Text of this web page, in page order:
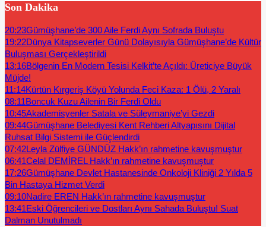
Son Dakika
20:23Gümüşhane’de 300 Aile Ferdi Aynı Sofrada Buluştu
19:22Dünya Kitapseverler Günü Dolayısıyla Gümüşhane’de Kültür
Buluşması Gerçekleştirildi
13:16Bölgenin En Modern Tesisi Kelkit’te Açıldı: Üreticiye Büyük
Müjde!
11:14Kürtün Kırgeriş Köyü Yolunda Feci Kaza: 1 Ölü, 2 Yaralı
08:11Boncuk Kuzu Ailenin Bir Ferdi Oldu
10:45Akademisyenler Satala ve Süleymaniye’yi Gezdi
09:44Gümüşhane Belediyesi Kent Rehberi Altyapısını Dijital
Ruhsat Bilgi Sistemi ile Güçlendirdi
07:42Leyla Zülfiye GÜNDÜZ Hakk’ın rahmetine kavuşmuştur
06:41Celal DEMİREL Hakk’ın rahmetine kavuşmuştur
17:26Gümüşhane Devlet Hastanesinde Onkoloji Kliniği 2 Yılda 5
Bin Hastaya Hizmet Verdi
09:10Nadire EREN Hakk’ın rahmetine kavuşmuştur
13:41Eski Öğrencileri ve Dostları Aynı Sahada Buluştu! Suat
Dalman Unutulmadı